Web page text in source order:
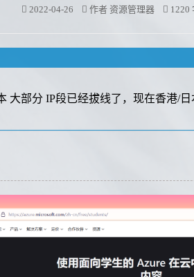
2022-04-26 作者 资源管理器 1220
大部分 IP段已经拔线了，现在香港/